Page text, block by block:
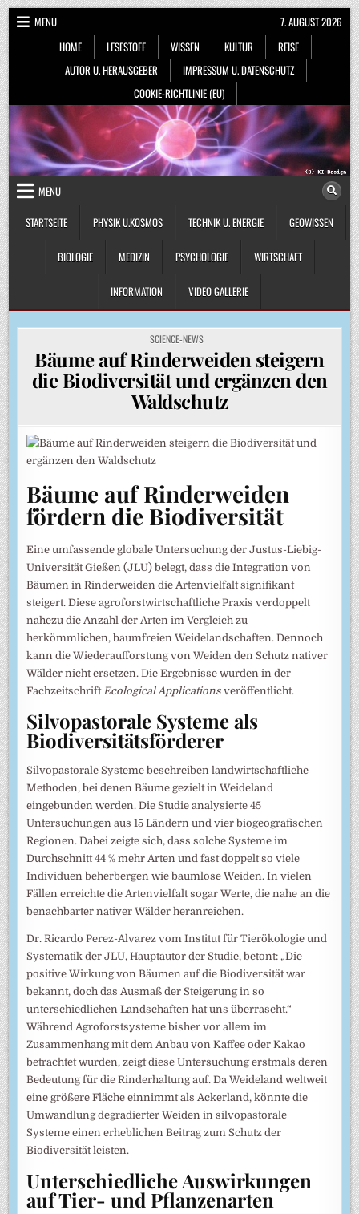
Skip
to
content
MENU
HOME
LESESTOFF WISSEN KULTUR
REISE
AUTOR U. HERAUSGEBER
IMPRESSUM U. DATENSCHUTZ
COOKIE-RICHTLINIE (EU)
7. AUGUST 2026
MENU
STARTSEITE
PHYSIK U.KOSMOS TECHNIK U. ENERGIE GEOWISSEN
BIOLOGIE MEDIZIN PSYCHOLOGIE WIRTSCHAFT
INFORMATION VIDEO GALLERIE
POSTED
IN
SCIENCE-NEWS
Bäume auf Rinderweiden steigern
die Biodiversität und ergänzen den
Waldschutz
Bäume auf Rinderweiden
fördern die Biodiversität
Eine umfassende globale Untersuchung der Justus-Liebig-
Universität Gießen (JLU) belegt, dass die Integration von
Bäumen in Rinderweiden die Artenvielfalt signifikant
steigert. Diese agroforstwirtschaftliche Praxis verdoppelt
nahezu die Anzahl der Arten im Vergleich zu
herkömmlichen, baumfreien Weidelandschaften. Dennoch
kann die Wiederaufforstung von Weiden den Schutz nativer
Wälder nicht ersetzen. Die Ergebnisse wurden in der
FachzeitschriftEcological Applications veröffentlicht.
Silvopastorale Systeme als
Biodiversitätsförderer
Silvopastorale Systeme beschreiben landwirtschaftliche
Methoden, bei denen Bäume gezielt in Weideland
eingebunden werden. Die Studie analysierte 45
Untersuchungen aus 15 Ländern und vier biogeografischen
Regionen. Dabei zeigte sich, dass solche Systeme im
Durchschnitt 44 % mehr Arten und fast doppelt so viele
Individuen beherbergen wie baumlose Weiden. In vielen
Fällen erreichte die Artenvielfalt sogar Werte, die nahe an die
benachbarter nativer Wälder heranreichen.
Dr. Ricardo Perez-Alvarez vom Institut für Tierökologie und
Systematik der JLU, Hauptautor der Studie, betont: „Die
positive Wirkung von Bäumen auf die Biodiversität war
bekannt, doch das Ausmaß der Steigerung in so
unterschiedlichen Landschaften hat uns überrascht.“
Während Agroforstsysteme bisher vor allem im
Zusammenhang mit dem Anbau von Kaffee oder Kakao
betrachtet wurden, zeigt diese Untersuchung erstmals deren
Bedeutung für die Rinderhaltung auf. Da Weideland weltweit
eine größere Fläche einnimmt als Ackerland, könnte die
Umwandlung degradierter Weiden in silvopastorale
Systeme einen erheblichen Beitrag zum Schutz der
Biodiversität leisten.
Unterschiedliche Auswirkungen
auf Tier- und Pflanzenarten